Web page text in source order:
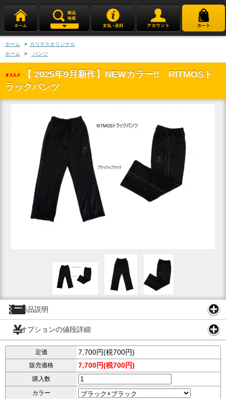
ホーム > カリテスオリジナル
ホーム
> パンツ
【 2025年9月新作】NEWカラー!! RITMOSト
ラックパンツ
商品説明
オプションの値段詳細
定価 7,700円(税700円)
販売価格 7,700円(税700円)
購入数
カラー